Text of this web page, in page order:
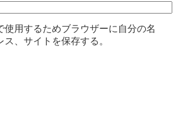
使用するためブラウザーに自分の名
、サイトを保存する。